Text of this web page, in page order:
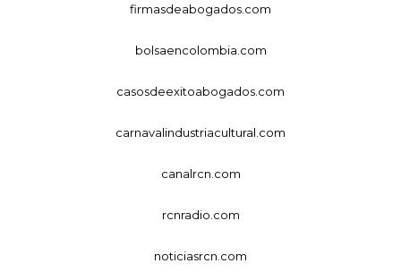
firmasdeabogados.com
bolsaencolombia.com
casosdeexitoabogados.com
carnavalindustriacultural.com
canalrcn.com
rcnradio.com
noticiasrcn.com